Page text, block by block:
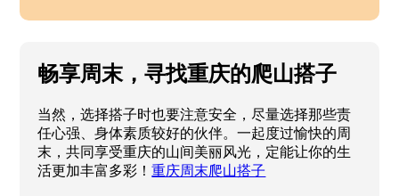
畅享周末，寻找重庆的爬山搭子
当然，选择搭子时也要注意安全，尽量选择那些责
任心强、身体素质较好的伙伴。一起度过愉快的周
末，共同享受重庆的山间美丽风光，定能让你的生
活更加丰富多彩！重庆周末爬山搭子